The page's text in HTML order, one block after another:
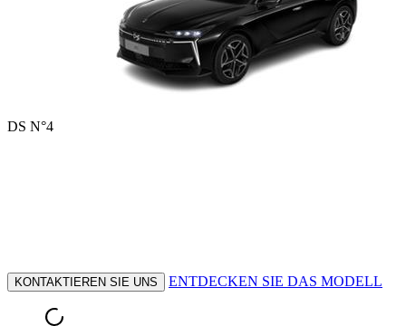
DS N°4
KONTAKTIEREN SIE UNS ENTDECKEN SIE DAS MODELL